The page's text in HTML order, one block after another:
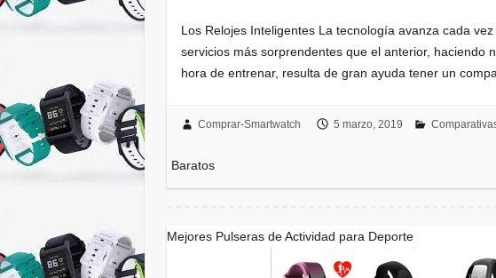
Los Relojes Inteligentes La tecnología avanza cada
servicios más sorprendentes que el anterior, haciendo
hora de entrenar, resulta de gran ayuda tener un
Comprar-Smartwatch 5 marzo, 2019
Baratos
Mejores Pulseras de Actividad para Deporte